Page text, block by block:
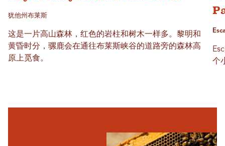
犹他州布莱斯
这是一片高山森林，红色的岩柱和树木一样多。黎明和
黄昏时分，骡鹿会在通往布莱斯峡谷的道路旁的森林高
原上觅食。
个